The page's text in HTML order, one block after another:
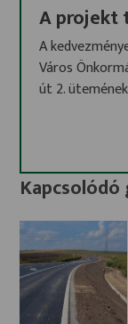
A projekt
A
Város
út 2.
összege:
100%A
2017-
be a
vállalkozások
000 fő.A már
növekvő
biztonságos